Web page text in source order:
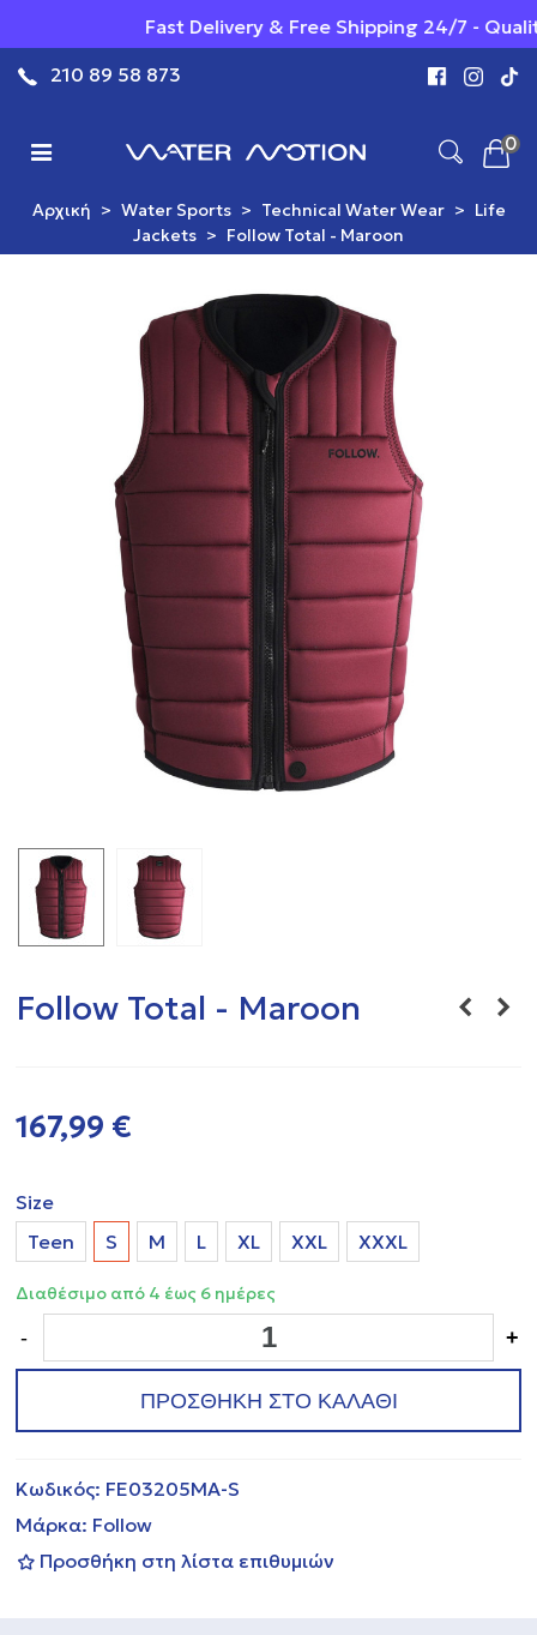
Fast Delivery & Free Shipping 24/7 -
210 89 58 873
0
Αρχική > Water Sports > Technical Water Wear > Life
Jackets > Follow Total - Maroon
Follow Total - Maroon
167,99 €
Size
Teen
S Μ L XL XXL XXXL
Διαθέσιμο από 4 έως 6 ημέρες
- +
ΠΡΟΣΘΗΚΗ ΣΤΟ ΚΑΛΑΘΙ
Κωδικός: FE03205MA-S
Μάρκα: Follow
Προσθήκη στη λίστα επιθυμιών